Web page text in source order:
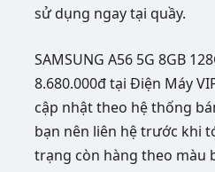
sử dụng ngay tại quầy.
SAMSUNG A56 5G 8GB
8.680.000đ tại Điện Máy
cập nhật theo hệ thống
bạn nên liên hệ trước khi
trạng còn hàng theo màu